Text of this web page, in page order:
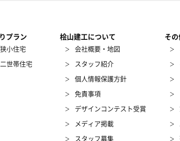
プラン
狭小住宅
二世帯住宅
桧山建工について
会社概要・地図
スタッフ紹介
個人情報保護方針
免責事項
デザインコンテスト受賞
メディア掲載
スタッフ募集
その